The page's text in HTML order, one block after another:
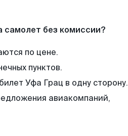
самолет без комиссии?
по цене.
пунктов.
Уфа Грац в одну сторону.
авиакомпаний,